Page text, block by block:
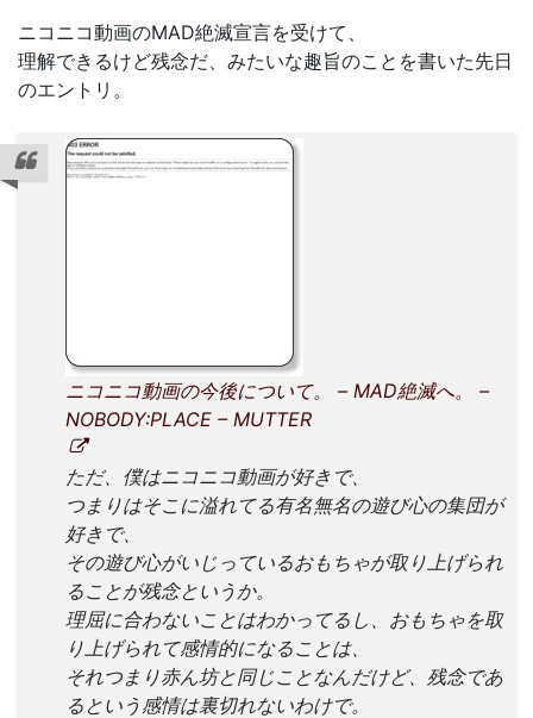
ニコニコ動画のMAD絶滅宣言を受けて、
理解できるけど残念だ、みたいな趣旨のことを書いた先日
のエントリ。
ニコニコ動画の今後について。 – MAD絶滅へ。 –
NOBODY:PLACE – MUTTER
ただ、僕はニコニコ動画が好きで、
つまりはそこに溢れてる有名無名の遊び心の集団が
好きで、
その遊び心がいじっているおもちゃが取り上げられ
ることが残念というか。
理屈に合わないことはわかってるし、おもちゃを取
り上げられて感情的になることは、
それつまり赤ん坊と同じことなんだけど、残念であ
るという感情は裏切れないわけで。